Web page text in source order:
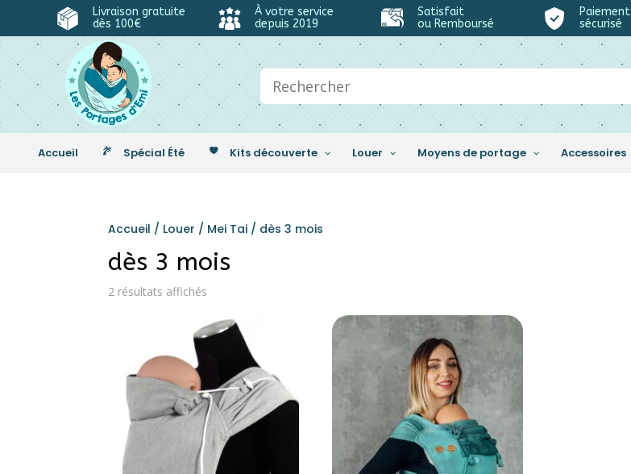
Livraison gratuite
dès 100€
À votre service
depuis 2019
Satisfait
ou Remboursé
Paiement
sécurisé
Accueil Spécial Été Kits découverte Louer Moyens de portage Accessoires
Accueil / Louer / Mei Tai / dès 3 mois
dès 3 mois
2 résultats affichés